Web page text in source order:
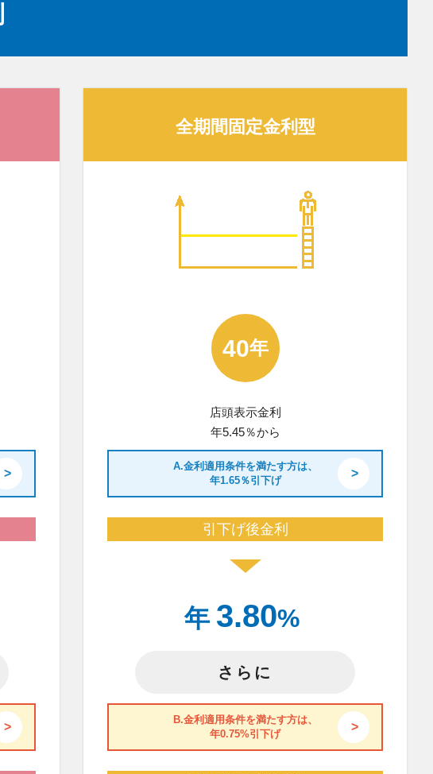
全期間固定金利型
40年
店頭表示金利
年5.45％から
A.金利適用条件を満たす方は、
年1.65％引下げ
引下げ後金利
年 3.80%
さらに
B.金利適用条件を満たす方は、
年0.75%引下げ